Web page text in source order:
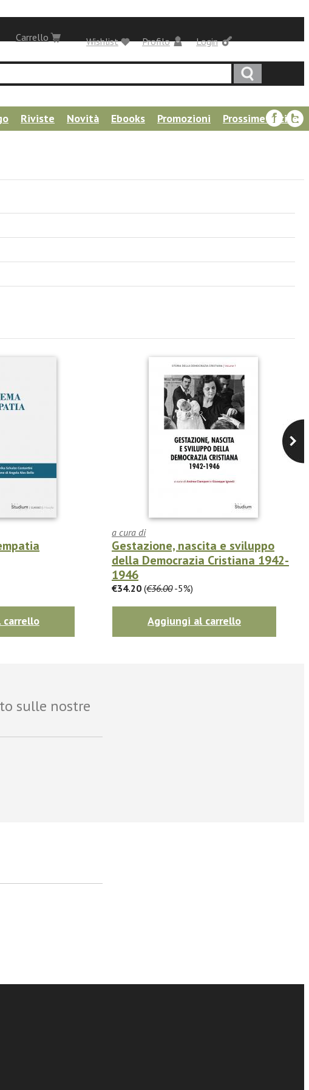
Login
Carrello Profilo
Wishlist
Riviste Novità Ebooks Promozioni
Prossime uscite
carrello
a cura di
Gestazione, nascita e sviluppo
della Democrazia Cristiana 1942-
1946
€34.20 (€36.00-5%)
Aggiungi al carrello
sulle nostre